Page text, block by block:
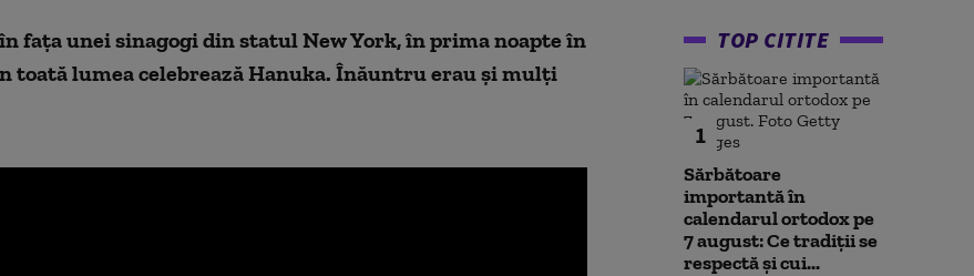
fața unei sinagogi din statul New York, în prima noapte în
toată lumea celebrează Hanuka. Înăuntru erau și mulți
TOP CITITE
1
Sărbătoare
importantă în
calendarul ortodox pe
7 august: Ce tradiții se
respectă și cui...